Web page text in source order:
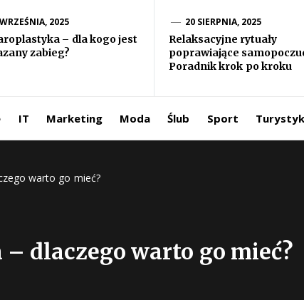
ze
2025
– dla kogo jest
zabieg?
20 SIERPNIA, 2025
Relaksacyjne rytuały
poprawiające
Poradnik krok po kroku
IT Marketing Moda Ślub Sport
warto go mieć?
– dlaczego warto go mieć?